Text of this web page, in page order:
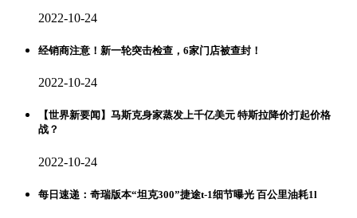
2022-10-24
经销商注意！新一轮突击检查，6家门店被查封！
2022-10-24
【世界新要闻】马斯克身家蒸发上千亿美元 特斯拉降价打起价格
战？
2022-10-24
每日速递：奇瑞版本“坦克300”捷途t-1细节曝光 百公里油耗1l